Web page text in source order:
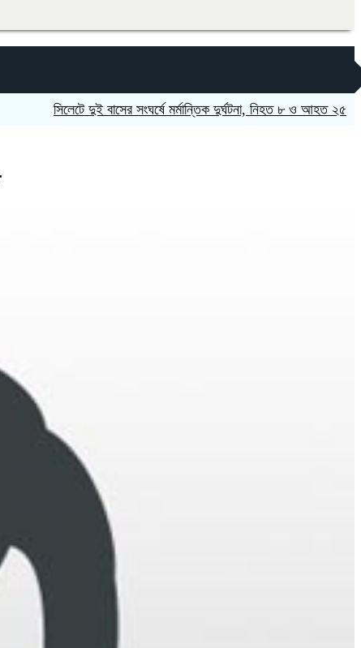
সিলেটে দুই বাসের সংঘর্ষে মর্মান্তিক দুর্ঘটনা, নিহত ৮ ও আহত ২৫
নাটোরে